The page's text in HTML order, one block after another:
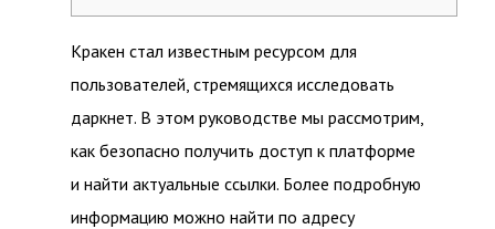
Кракен стал известным ресурсом для
пользователей, стремящихся исследовать
даркнет. В этом руководстве мы рассмотрим,
как безопасно получить доступ к платформе
и найти актуальные ссылки. Более подробную
информацию можно найти по адресу